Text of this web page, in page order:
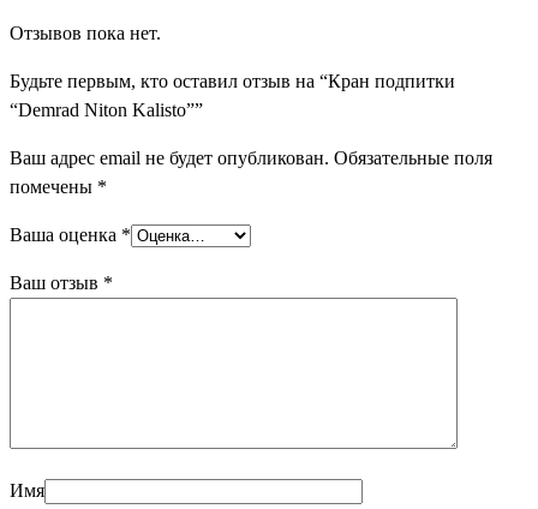
Отзывов пока нет.
Будьте первым, кто оставил отзыв на “Кран подпитки
“Demrad Niton Kalisto””
Ваш адрес email не будет опубликован. Обязательные поля
помечены *
Ваша оценка *
Ваш отзыв *
Имя